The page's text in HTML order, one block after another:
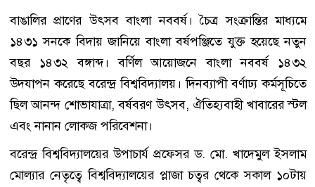
বাঙালির প্রাণের উৎসব বাংলা নববর্ষ। চৈত্র সংক্রান্তির মাধ্যমে
১৪৩১ সনকে বিদায় জানিয়ে বাংলা বর্ষপঞ্জিতে যুক্ত হয়েছে নতুন
বছর ১৪৩২ বঙ্গাব্দ। বর্ণিল আয়োজনে বাংলা নববর্ষ ১৪৩২
উদযাপন করেছে বরেন্দ্র বিশ্ববিদ্যালয়। দিনব্যাপী বর্ণাঢ্য কর্মসূচিতে
ছিল আনন্দ শোভাযাত্রা, বর্ষবরণ উৎসব, ঐতিহ্যবাহী খাবারের স্টল
এবং নানান লোকজ পরিবেশনা।
বরেন্দ্র বিশ্ববিদ্যালয়ের উপাচার্য প্রফেসর ড. মো. খাদেমুল ইসলাম
মোল্যার নেতৃত্বে বিশ্ববিদ্যালয়ের প্লাজা চত্বর থেকে সকাল ১০টায়